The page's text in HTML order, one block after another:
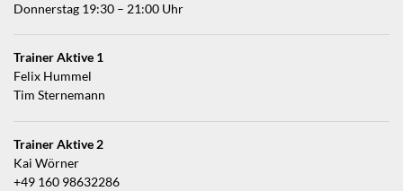
Donnerstag 19:30 – 21:00 Uhr
Trainer Aktive 1
Felix Hummel
Tim Sternemann
Trainer Aktive 2
Kai Wörner
+49 160 98632286